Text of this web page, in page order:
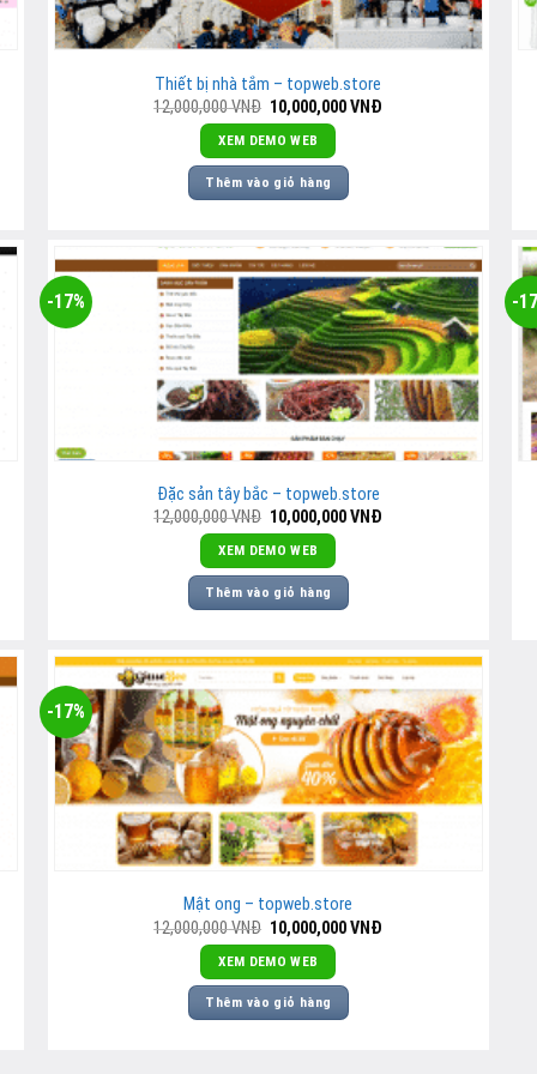
Thiết bị nhà tắm – topweb.store
12,000,000VNĐ Giá
gốc
là:
12,000,000
VNĐ.
10,000,000VNĐ
XEM DEMO WEB
Thêm vào giỏ hàng
-17%
Đặc sản tây bắc – topweb.store
12,000,000VNĐ Giá
gốc
là:
12,000,000
VNĐ.
10,000,000VNĐ
XEM DEMO WEB
Thêm vào giỏ hàng
-
-17%
Mật ong – topweb.store
12,000,000VNĐ Giá
gốc
là:
12,000,000
VNĐ.
10,000,000VNĐ
XEM DEMO WEB
Thêm vào giỏ hàng